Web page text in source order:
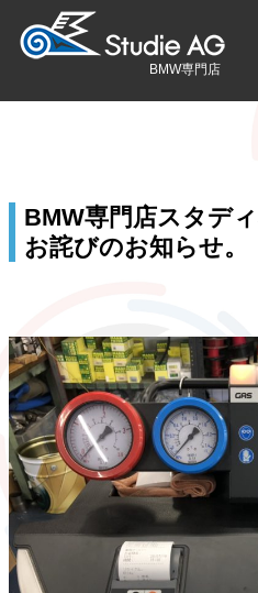
BMW専門店
BMW専門店スタデ
お詫びのお知らせ。